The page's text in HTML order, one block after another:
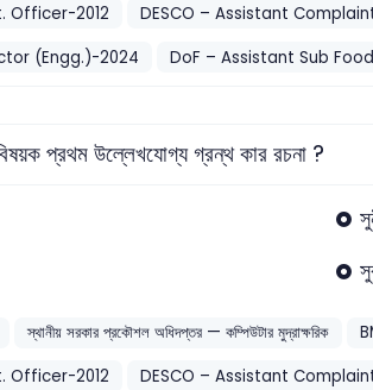
Officer-2012
DESCO – Assistant
(Engg.)-2024
DoF – Assistant Sub
প্রথম উল্লেখযোগ্য গ্রন্থ কার রচনা ?
স্থানীয় সরকার প্রকৌশল অধিদপ্তর — কম্পিউটার মুদ্রাক্ষরিক
Officer-2012
DESCO – Assistant